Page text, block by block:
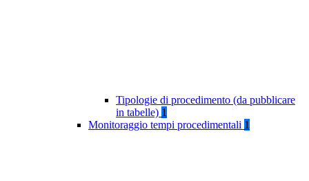
Tipologie di procedimento (da pubblicare
in tabelle) 1
Monitoraggio tempi procedimentali 1